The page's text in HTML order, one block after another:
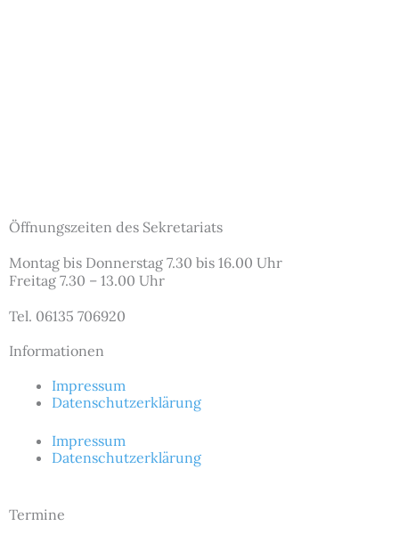
Öffnungszeiten des Sekretariats
Montag bis Donnerstag 7.30 bis 16.00 Uhr
Freitag 7.30 – 13.00 Uhr
Tel. 06135 706920
Informationen
Impressum
Datenschutzerklärung
Impressum
Datenschutzerklärung
Termine